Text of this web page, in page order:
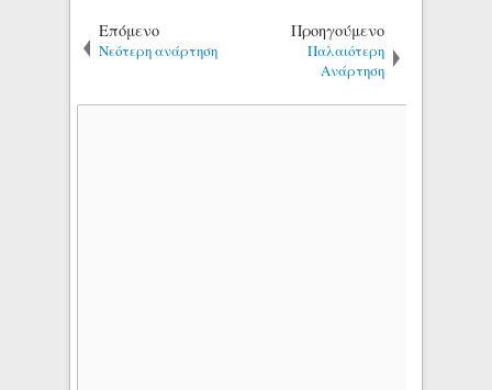
Επόμενο
Νεότερη ανάρτηση
Προηγούμενο
Παλαιότερη
Ανάρτηση